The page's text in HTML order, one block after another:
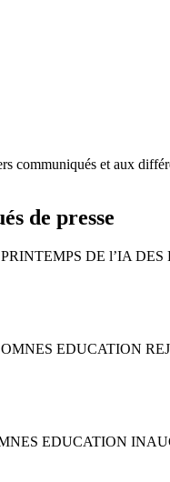
communiqués et aux
de presse
PRINTEMPS DE l’IA
OMNES EDUCATION
EDUCATION